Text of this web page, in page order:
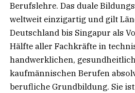
Berufslehre. Das duale
weltweit einzigartig und gilt
Deutschland bis Singapur als
Hälfte aller Fachkräfte in
handwerklichen,
kaufmännischen Berufen
berufliche Grundbildung. Sie